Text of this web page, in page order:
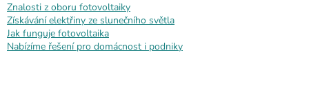
Znalosti z oboru fotovoltaiky
Získávání elektřiny ze slunečního světla
Jak funguje fotovoltaika
Nabízíme řešení pro domácnost i podniky